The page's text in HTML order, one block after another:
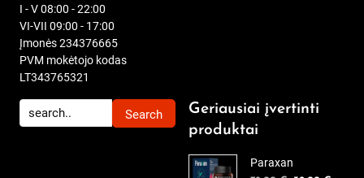
I - V 08:00 - 22:00
VI-VII 09:00 - 17:00
Įmonės 234376665
PVM mokėtojo kodas
LT343765321
Geriausiai įvertinti
produktai
Paraxan